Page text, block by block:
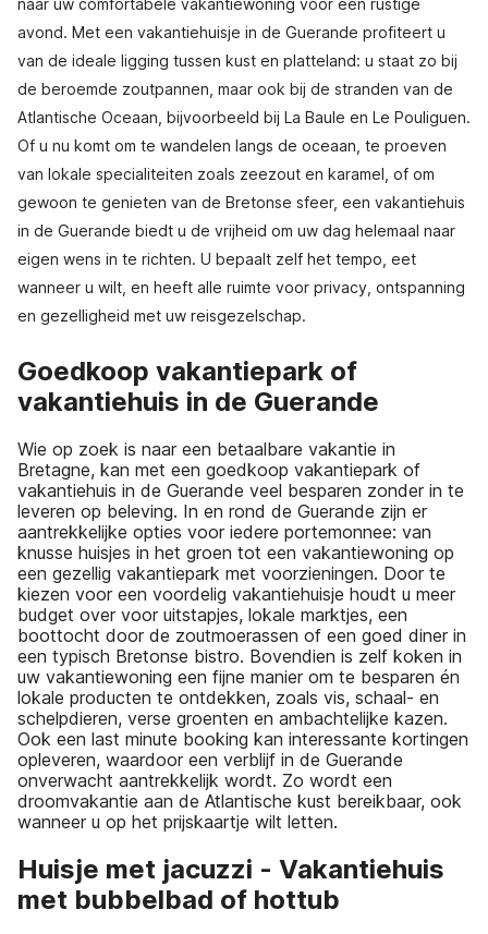
naar uw comfortabele vakantiewoning voor een rustige
avond. Met een vakantiehuisje in de Guerande profiteert u
van de ideale ligging tussen kust en platteland: u staat zo bij
de beroemde zoutpannen, maar ook bij de stranden van de
Atlantische Oceaan, bijvoorbeeld bij La Baule en Le Pouliguen.
Of u nu komt om te wandelen langs de oceaan, te proeven
van lokale specialiteiten zoals zeezout en karamel, of om
gewoon te genieten van de Bretonse sfeer, een vakantiehuis
in de Guerande biedt u de vrijheid om uw dag helemaal naar
eigen wens in te richten. U bepaalt zelf het tempo, eet
wanneer u wilt, en heeft alle ruimte voor privacy, ontspanning
en gezelligheid met uw reisgezelschap.
Goedkoop vakantiepark of
vakantiehuis in de Guerande
Wie op zoek is naar een betaalbare vakantie in
Bretagne, kan met een goedkoop vakantiepark of
vakantiehuis in de Guerande veel besparen zonder in te
leveren op beleving. In en rond de Guerande zijn er
aantrekkelijke opties voor iedere portemonnee: van
knusse huisjes in het groen tot een vakantiewoning op
een gezellig vakantiepark met voorzieningen. Door te
kiezen voor een voordelig vakantiehuisje houdt u meer
budget over voor uitstapjes, lokale marktjes, een
boottocht door de zoutmoerassen of een goed diner in
een typisch Bretonse bistro. Bovendien is zelf koken in
uw vakantiewoning een fijne manier om te besparen én
lokale producten te ontdekken, zoals vis, schaal- en
schelpdieren, verse groenten en ambachtelijke kazen.
Ook een last minute booking kan interessante kortingen
opleveren, waardoor een verblijf in de Guerande
onverwacht aantrekkelijk wordt. Zo wordt een
droomvakantie aan de Atlantische kust bereikbaar, ook
wanneer u op het prijskaartje wilt letten.
Huisje met jacuzzi - Vakantiehuis
met bubbelbad of hottub